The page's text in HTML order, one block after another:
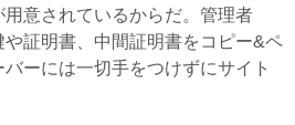
用意されているからだ。管理者
証明書、中間証明書をコピー&ペ
ーには一切手をつけずにサイト